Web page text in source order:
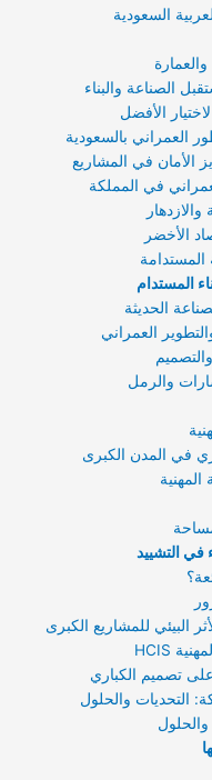
السعودية
الصناعة والبناء
الأفضل
العمراني بالسعودية
الأمان في المشاريع
في المملكة
الأخضر
المستدامة
المستدام
الحديثة
العمراني
والرمل
في المدن الكبرى
في التشييد
البيئي للمشاريع الكبرى
التحديات والحلول